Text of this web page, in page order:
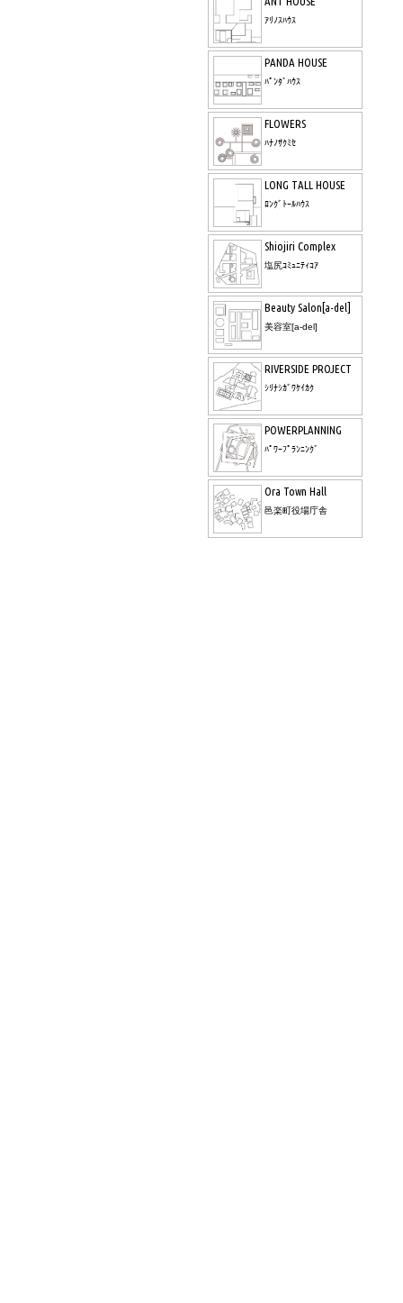
ｱﾘﾉｽﾊｳｽ
PANDA HOUSE
ﾊﾟﾝﾀﾞﾊｳｽ
FLOWERS
ﾊﾅﾉｻｸﾐｾ
LONG TALL HOUSE
ﾛﾝｸﾞﾄｰﾙﾊｳｽ
Shiojiri Complex
塩尻ｺﾐｭﾆﾃｨｺｱ
Beauty Salon[a-del]
美容室[a-del]
RIVERSIDE PROJECT
ｼﾘﾅｼｶﾞﾜｹｲｶｸ
POWERPLANNING
ﾊﾟﾜｰﾌﾟﾗﾝﾆﾝｸﾞ
Ora Town Hall
邑楽町役場庁舎